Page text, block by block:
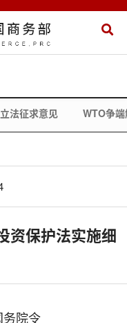
立法征求意见 WTO争
资保护法实施细
院令